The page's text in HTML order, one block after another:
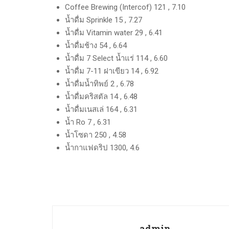
Coffee Brewing (Intercof) 121 , 7.10
น้ำดื่ม Sprinkle 15 , 7.27
น้ำดื่ม Vitamin water 29 , 6.41
น้ำดื่มช้าง 54 , 6.64
น้ำดื่ม 7 Select น้ำแร่ 114 , 6.60
น้ำดื่ม 7-11 ฝาเขียว 14 , 6.92
น้ำดื่มน้ำทิพย์ 2 , 6.78
น้ำดื่มคริสตัล 14 , 6.48
น้ำดื่มเนสเล่ 164 , 6.31
น้ำ Ro 7 , 6.31
น้ำโซดา 250 , 4.58
น้ำกาแฟดริป 1300, 4.6